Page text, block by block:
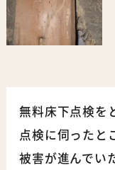
無料床下点検を
点検に伺ったと
被害が進んでい